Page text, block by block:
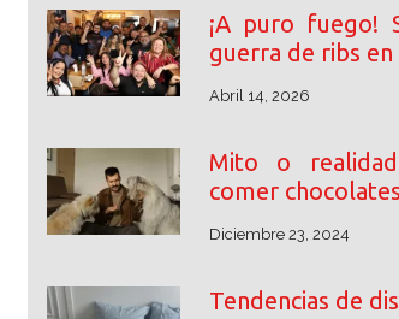
¡A puro fuego!
guerra de ribs en
Abril 14, 2026
Mito o
comer
Diciembre 23, 2024
Tendencias de